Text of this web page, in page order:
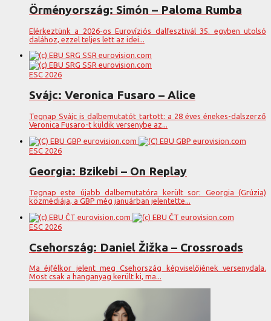
Örményország: Simón – Paloma Rumba
Elérkeztünk a 2026-os Eurovíziós dalfesztivál 35. egyben utolsó
dalához, ezzel teljes lett az idei...
ESC 2026
Svájc: Veronica Fusaro – Alice
Tegnap Svájc is dalbemutatót tartott: a 28 éves énekes-dalszerző
Veronica Fusaro-t küldik versenybe az...
ESC 2026
Georgia: Bzikebi – On Replay
Tegnap este újabb dalbemutatóra került sor: Georgia (Grúzia)
közmédiája, a GBP még januárban jelentette...
ESC 2026
Csehország: Daniel Žižka – Crossroads
Ma éjfélkor jelent meg Csehország képviselőjének versenydala.
Most csak a hanganyag került ki, ma...